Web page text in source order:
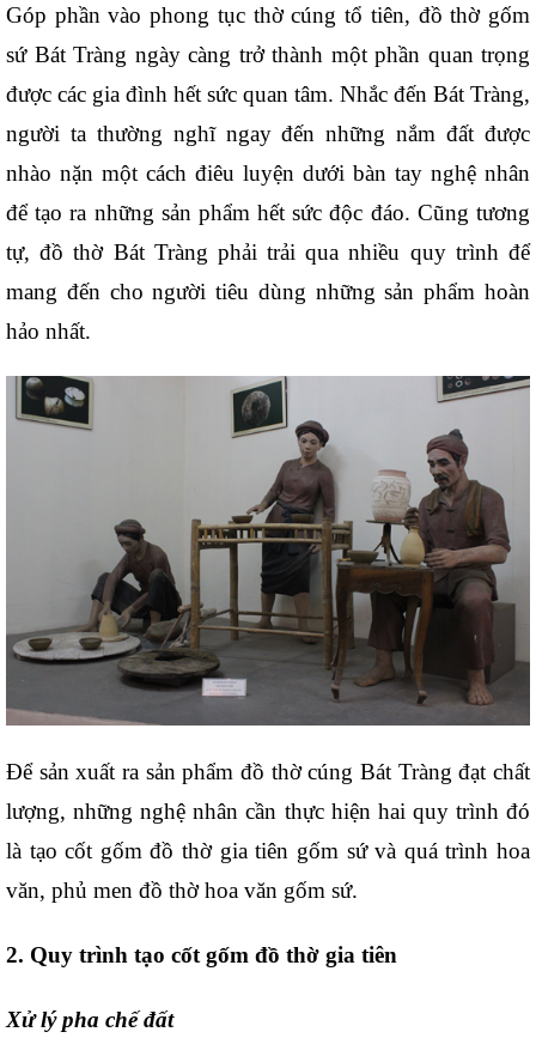
Góp phần vào phong tục thờ cúng tổ tiên, đồ thờ gốm
sứ Bát Tràng ngày càng trở thành một phần quan trọng
được các gia đình hết sức quan tâm. Nhắc đến Bát Tràng,
người ta thường nghĩ ngay đến những nắm đất được
nhào nặn một cách điêu luyện dưới bàn tay nghệ nhân
để tạo ra những sản phẩm hết sức độc đáo. Cũng tương
tự, đồ thờ Bát Tràng phải trải qua nhiều quy trình để
mang đến cho người tiêu dùng những sản phẩm hoàn
hảo nhất.
Để sản xuất ra sản phẩm đồ thờ cúng Bát Tràng đạt chất
lượng, những nghệ nhân cần thực hiện hai quy trình đó
là tạo cốt gốm đồ thờ gia tiên gốm sứ và quá trình hoa
văn, phủ men đồ thờ hoa văn gốm sứ.
2. Quy trình tạo cốt gốm đồ thờ gia tiên
Xử lý pha chế đất